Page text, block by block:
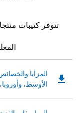
المزايا
الأوسط،
Downloadable
PDF
file_download